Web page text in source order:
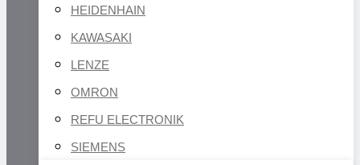
HEIDENHAIN
KAWASAKI
LENZE
OMRON
REFU ELECTRONIK
SIEMENS